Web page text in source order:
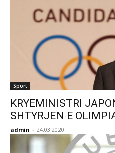
Sport
KRYEMINISTRI
SHTYRJEN E
admin - 24.03.2020